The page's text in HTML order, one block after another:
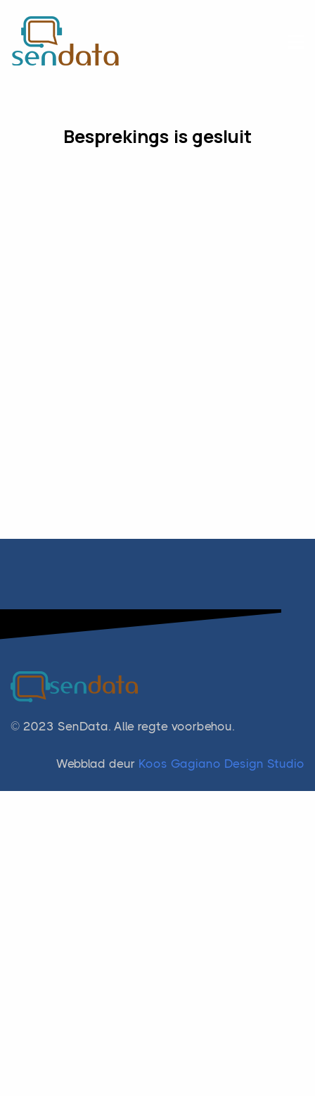
Besprekings is gesluit
© 2023 SenData. Alle regte voorbehou.
Webblad deur Koos Gagiano Design Studio